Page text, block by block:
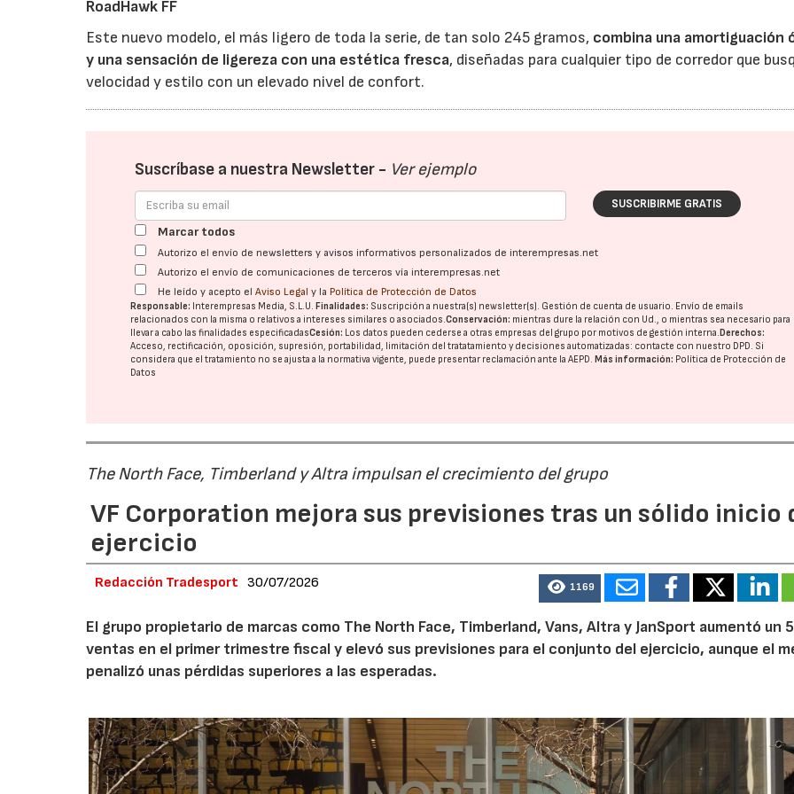
RoadHawk FF
Este nuevo modelo, el más ligero de toda la serie, de tan solo 245 gramos, combina una amortiguación
y una sensación de ligereza con una estética fresca, diseñadas para cualquier tipo de corredor que
velocidad y estilo con un elevado nivel de confort.
Suscríbase a nuestra Newsletter - Ver ejemplo
SUSCRIBIRME GRATIS
Marcar todos
Autorizo el envío de newsletters y avisos informativos personalizados de interempresas.net
Autorizo el envío de comunicaciones de terceros vía interempresas.net
He leído y acepto elAviso Legal y la Política de Protección de Datos
Responsable: Interempresas Media, S.L.U.Finalidades: Suscripción a nuestra(s) newsletter(s). Gestión de cuenta de usuario. Envío de emails
relacionados con la misma o relativos a intereses similares o asociados.Conservación: mientras dure la relación con Ud., o mientras sea necesario para
llevar a cabo las finalidades especificadasCesión: Los datos pueden cederse a otras empresas del grupo por motivos de gestión interna.Derechos:
Acceso, rectificación, oposición, supresión, portabilidad, limitación del tratatamiento y decisiones automatizadas: contacte con nuestro DPD. Si
considera que el tratamiento no se ajusta a la normativa vigente, puede presentar reclamación ante laAEPD.Más información: Política de Protección de
Datos
The North Face, Timberland y Altra impulsan el crecimiento del grupo
VF Corporation mejora sus previsiones tras un sólido inicio
ejercicio
Redacción Tradesport 30/07/2026 1169
El grupo propietario de marcas como The North Face, Timberland, Vans, Altra y JanSport aumentó un
ventas en el primer trimestre fiscal y elevó sus previsiones para el conjunto del ejercicio, aunque el
penalizó unas pérdidas superiores a las esperadas.